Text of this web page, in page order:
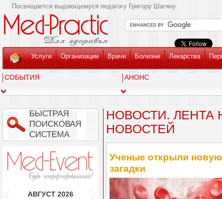
Посвящается выдающемуся педагогу Григору Шагяну
Услуги Организации Врачи Болезни Лекарства
СОБЫТИЯ АНОНС
БЫСТРАЯ
ПОИСКОВАЯ
СИСТЕМА
АВГУСТ 2026
НОВОСТИ.
НОВОСТЕЙ
Ученые открыли новую
загадки